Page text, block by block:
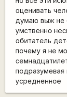
оценивать
думаю выж не
умственно
обитатель
почему я не
усредненное